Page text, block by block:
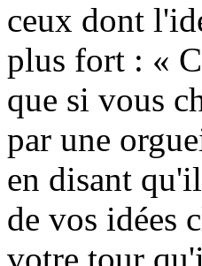
ceux dont
plus fort : «
que si vous
par une
en disant
de vos idées